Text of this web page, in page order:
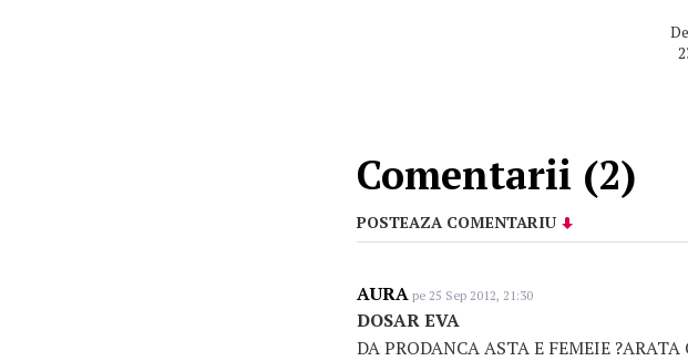
De
Comentarii (2)
POSTEAZA COMENTARIU
AURA pe 25 Sep 2012, 21:30
DOSAR EVA
DA PRODANCA ASTA E FEMEIE